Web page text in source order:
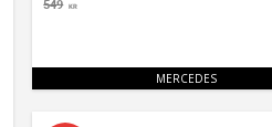
549 KR
MERCEDES